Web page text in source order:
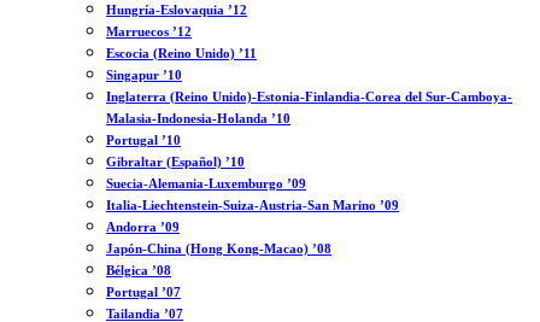
Hungría-Eslovaquia ’12
Marruecos ’12
Escocia (Reino Unido) ’11
Singapur ’10
Inglaterra (Reino Unido)-Estonia-Finlandia-Corea del Sur-Camboya-
Malasia-Indonesia-Holanda ’10
Portugal ’10
Gibraltar (Español) ’10
Suecia-Alemania-Luxemburgo ’09
Italia-Liechtenstein-Suiza-Austria-San Marino ’09
Andorra ’09
Japón-China (Hong Kong-Macao) ’08
Bélgica ’08
Portugal ’07
Tailandia ’07